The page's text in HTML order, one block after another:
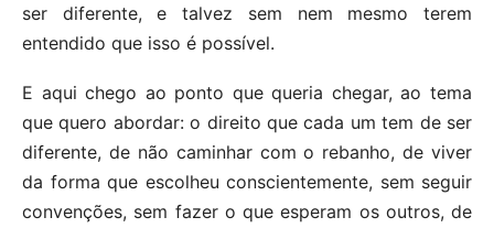
ser diferente, e talvez sem nem mesmo terem
entendido que isso é possível.
E aqui chego ao ponto que queria chegar, ao tema
que quero abordar: o direito que cada um tem de ser
diferente, de não caminhar com o rebanho, de viver
da forma que escolheu conscientemente, sem seguir
convenções, sem fazer o que esperam os outros, de